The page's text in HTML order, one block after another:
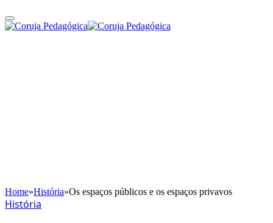
Home»História»Os espaços públicos e os espaços privavos
História